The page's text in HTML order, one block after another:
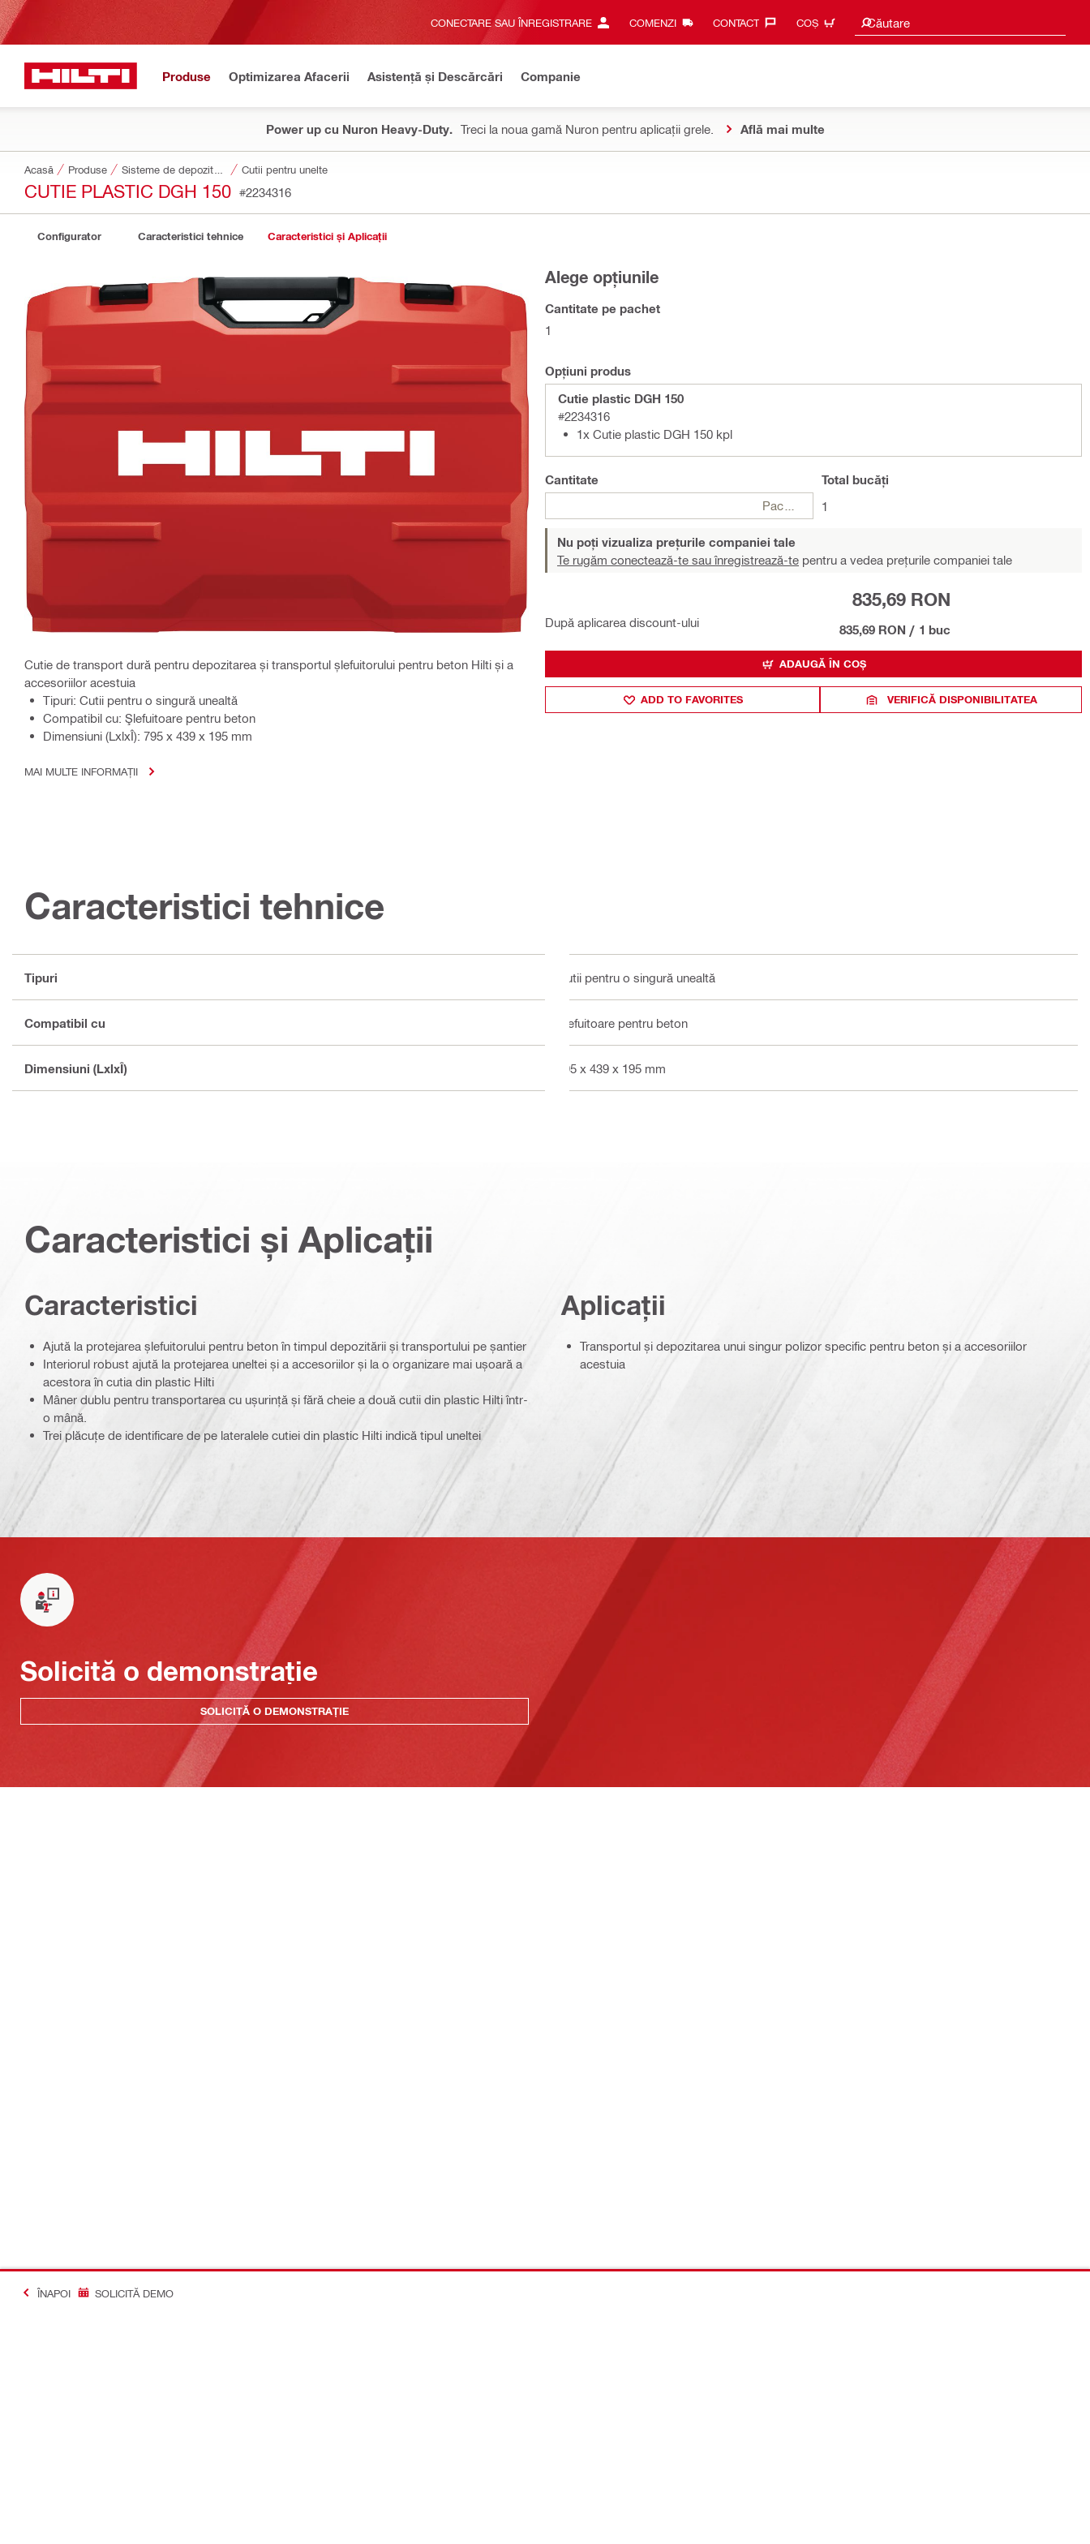
CONECTARE SAU ÎNREGISTRARE COMENZI CONTACT‎ COȘ Căutare
Caută sugestii
Produse Optimizarea Afacerii Asistență și Descărcări Companie
Power up cu Nuron Heavy-Duty. Treci la noua gamă Nuron pentru aplicații grele. Află mai multe
Acasă Produse Cutii pentru unelte
CUTIE PLASTIC DGH 150 #2234316
Configurator Caracteristici tehnice Caracteristici și Aplicații
Cutie de transport dură pentru depozitarea și transportul șlefuitorului pentru beton Hilti și a
accesoriilor acestuia
Tipuri: Cutii pentru o singură unealtă
Compatibil cu: Şlefuitoare pentru beton
Dimensiuni (LxlxÎ): 795 x 439 x 195 mm
MAI MULTE INFORMAȚII
Alege opțiunile
Cantitate pe pachet
1
Opțiuni produs
Cutie plastic DGH 150
#2234316
1x Cutie plastic DGH 150 kpl
Cantitate
Total bucăți
1
Nu poți vizualiza prețurile companiei tale
Te rugăm conectează-te sau înregistrează-te pentru a vedea prețurile companiei tale
După aplicarea discount-ului
835,69 RON
835,69 RON / 1 buc
ADAUGĂ ÎN COȘ
ADD TO FAVORITES VERIFICĂ DISPONIBILITATEA
Caracteristici tehnice
Tipuri Cutii pentru o singură unealtă
Compatibil cu Şlefuitoare pentru beton
Dimensiuni (LxlxÎ) 795 x 439 x 195 mm
Caracteristici și Aplicații
Caracteristici
Ajută la protejarea șlefuitorului pentru beton în timpul depozitării și transportului pe șantier
Interiorul robust ajută la protejarea uneltei și a accesoriilor și la o organizare mai ușoară a
acestora în cutia din plastic Hilti
Mâner dublu pentru transportarea cu ușurință și fără cheie a două cutii din plastic Hilti într-
o mână.
Trei plăcuțe de identificare de pe lateralele cutiei din plastic Hilti indică tipul uneltei
Aplicații
Transportul și depozitarea unui singur polizor specific pentru beton și a accesoriilor
acestuia
Solicită o demonstrație
SOLICITĂ O DEMONSTRAȚIE
ÎNAPOI SOLICITĂ DEMO